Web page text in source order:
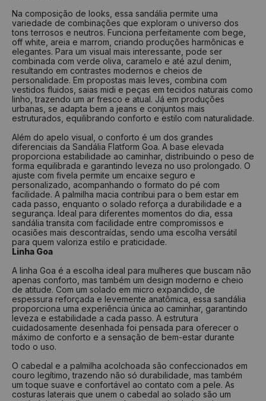
40
26,7 cm 44 29,4 cm
Como medir?
Centralize seu pé em uma folha de papel
Faça um risco a partir do seu calcanhar
Repita o risco na frente do dedão
Tire a medida do comprimento das linhas
Verifique na tabela qual a numeração indicada
Na composição de looks, essa sandália permite uma
variedade de combinações que exploram o universo dos
tons terrosos e neutros. Funciona perfeitamente com bege,
off white, areia e marrom, criando produções harmônicas e
elegantes. Para um visual mais interessante, pode ser
combinada com verde oliva, caramelo e até azul denim,
resultando em contrastes modernos e cheios de
personalidade. Em propostas mais leves, combina com
vestidos fluidos, saias midi e peças em tecidos naturais como
linho, trazendo um ar fresco e atual. Já em produções
urbanas, se adapta bem a jeans e conjuntos mais
estruturados, equilibrando conforto e estilo com naturalidade.
Além do apelo visual, o conforto é um dos grandes
diferenciais da Sandália Flatform Goa. A base elevada
proporciona estabilidade ao caminhar, distribuindo o peso de
forma equilibrada e garantindo leveza no uso prolongado. O
ajuste com fivela permite um encaixe seguro e
personalizado, acompanhando o formato do pé com
facilidade. A palmilha macia contribui para o bem estar em
cada passo, enquanto o solado reforça a durabilidade e a
segurança. Ideal para diferentes momentos do dia, essa
sandália transita com facilidade entre compromissos e
ocasiões mais descontraídas, sendo uma escolha versátil
para quem valoriza estilo e praticidade.
Linha Goa
A linha Goa é a escolha ideal para mulheres que buscam não
apenas conforto, mas também um design moderno e cheio
de atitude. Com um solado em micro expandido, de
espessura reforçada e levemente anatômica, essa sandália
proporciona uma experiência única ao caminhar, garantindo
leveza e estabilidade a cada passo. A estrutura
cuidadosamente desenhada foi pensada para oferecer o
máximo de conforto e a sensação de bem-estar durante
todo o uso.
O cabedal e a palmilha acolchoada são confeccionados em
couro legítimo, trazendo não só durabilidade, mas também
um toque suave e confortável ao contato com a pele. As
costuras laterais que unem o cabedal ao solado são um